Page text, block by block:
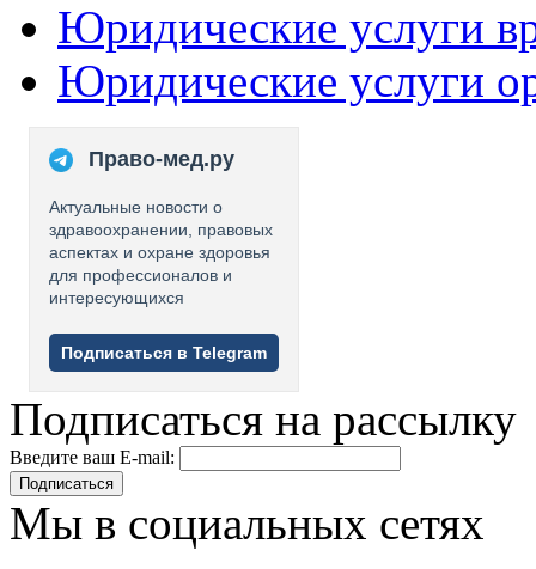
Юридические услуги
Юридические услуги
Право-мед.ру
Актуальные новости о
здравоохранении, правовых
аспектах и охране здоровья
для профессионалов и
интересующихся
Подписаться в Telegram
Подписаться на рассылку
Введите ваш E-mail:
Подписаться
Мы в социальных сетях